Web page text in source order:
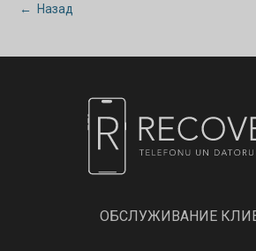
← Назад
ОБСЛУЖИВАНИЕ